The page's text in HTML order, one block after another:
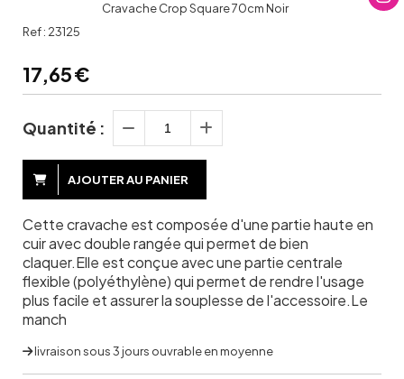
Cravache Crop Square 70cm Noir
Ref : 23125
17,65€
Quantité :
AJOUTER AU PANIER
Cette cravache est composée d'une partie haute en
cuir avec double rangée qui permet de bien
claquer.Elle est conçue avec une partie centrale
flexible (polyéthylène) qui permet de rendre l'usage
plus facile et assurer la souplesse de l'accessoire.Le
manch
livraison sous 3 jours ouvrable en moyenne